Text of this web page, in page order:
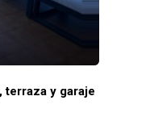
terraza y garaje